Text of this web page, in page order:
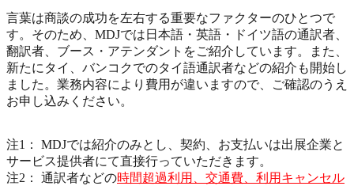
言葉は商談の成功を左右する重要なファクターのひとつで
す。そのため、MDJでは日本語・英語・ドイツ語の通訳者、
翻訳者、ブース・アテンダントをご紹介しています。また、
新たにタイ、バンコクでのタイ語通訳者などの紹介も開始し
ました。業務内容により費用が違いますので、ご確認のうえ
お申し込みください。
注1： MDJでは紹介のみとし、契約、お支払いは出展企業と
サービス提供者にて直接行っていただきます。
注2： 通訳者などの時間超過利用、交通費、利用キャンセル